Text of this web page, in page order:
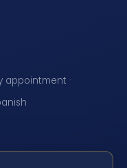
appointment ·